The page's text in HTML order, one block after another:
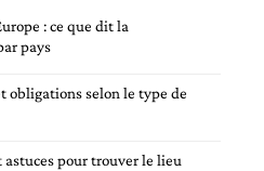
: ce que dit la
pays
obligations selon le type de
astuces pour trouver le lieu